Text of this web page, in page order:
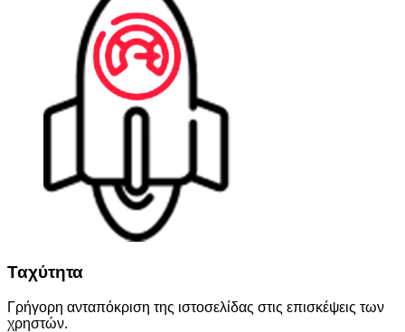
Ταχύτητα
Γρήγορη ανταπόκριση της ιστοσελίδας στις επισκέψεις των
χρηστών.